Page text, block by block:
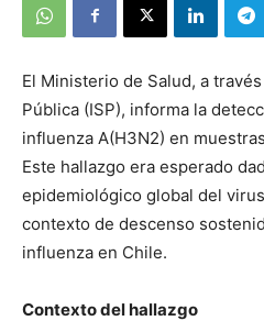
El Ministerio de Salud, a
Pública (ISP), informa la
influenza A(H3N2) en
Este hallazgo era esperado
epidemiológico global del
contexto de descenso
influenza en Chile.
Contexto del hallazgo